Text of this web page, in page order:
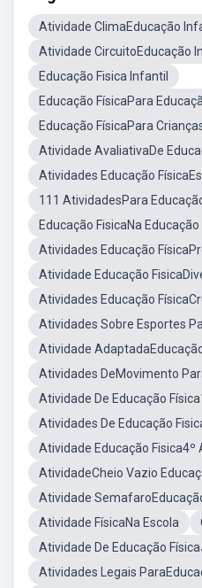
Atividade ClimaEducação
Atividade CircuitoEducação
Educação Fisica Infantil
Educação FísicaPara
Educação FísicaPara
Atividade AvaliativaDe
Atividades Educação
111 AtividadesPara
Educação FisicaNa Educação
Atividades Educação
Atividade Educação
Atividades Educação
Atividades Sobre Esportes
Atividade
Atividades DeMovimento
Atividade De Educação
Atividades De Educação
Atividade Educação Fisica4º
AtividadeCheio Vazio
Atividade
Atividade FísicaNa Escola
Atividade De Educação
Atividades Legais